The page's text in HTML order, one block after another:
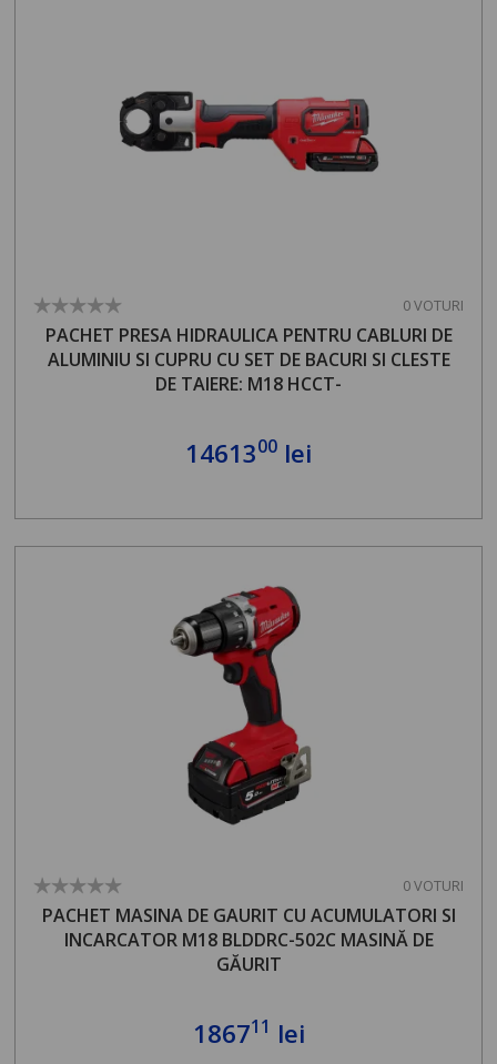
0 VOTURI
PACHET PRESA HIDRAULICA PENTRU CABLURI DE
ALUMINIU SI CUPRU CU SET DE BACURI SI CLESTE
DE TAIERE: M18 HCCT-
1461300 lei
0 VOTURI
PACHET MASINA DE GAURIT CU ACUMULATORI SI
INCARCATOR M18 BLDDRC-502C MASINĂ DE
GĂURIT
186711 lei